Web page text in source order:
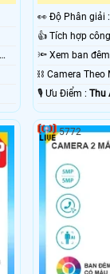
️👀 Độ Phân giải :
⛓ Camera Theo
️🎙 Ưu Điểm : Thu
5772